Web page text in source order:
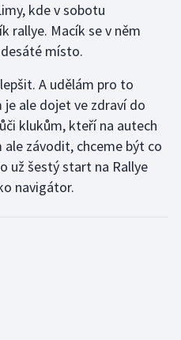
kde v sobotu
rallye. Macík se v něm
místo.
A udělám pro to
ale dojet ve zdraví do
klukům, kteří na autech
závodit, chceme být co
už šestý start na Rallye
navigátor.